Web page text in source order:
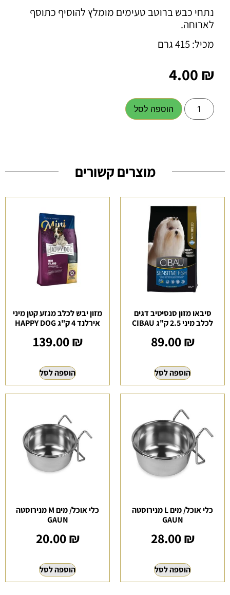
נתחי כבש ברוטב טעימים מומלץ להוסיף כתוסף
לארוחה.
מכיל: 415 גרם
4.00 ₪
הוספה לסל
מוצרים קשורים
סיבאו מזון סנסיטיב דגים
לכלב מיני 2.5 ק"ג CIBAU
89.00₪
הוספה לסל
מזון יבש לכלב מגזע קטן מיני
אירלנד 4 ק"ג HAPPY DOG
139.00₪
הוספה לסל
כלי אוכל/ מים L מנירוסטה
GAUN
28.00₪
הוספה לסל
כלי אוכל/ מים M מנירוסטה
GAUN
20.00₪
הוספה לסל